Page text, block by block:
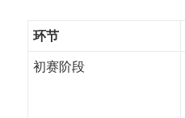
环节
初赛阶段